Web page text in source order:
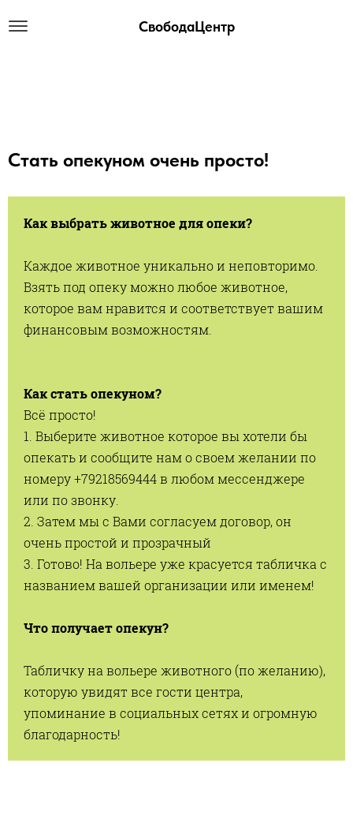
СвободаЦентр
Стать опекуном очень просто!
Как выбрать животное для опеки?
Каждое животное уникально и неповторимо.
Взять под опеку можно любое животное,
которое вам нравится и соответствует вашим
финансовым возможностям.
Как стать опекуном?
Всё просто!
1. Выберите животное которое вы хотели бы
опекать и сообщите нам о своем желании по
номеру +79218569444 в любом мессенджере
или по звонку.
2. Затем мы с Вами согласуем договор, он
очень простой и прозрачный
3. Готово! На вольере уже красуется табличка с
названием вашей организации или именем!
Что получает опекун?
Табличку на вольере животного (по желанию),
которую увидят все гости центра,
упоминание в социальных сетях и огромную
благодарность!